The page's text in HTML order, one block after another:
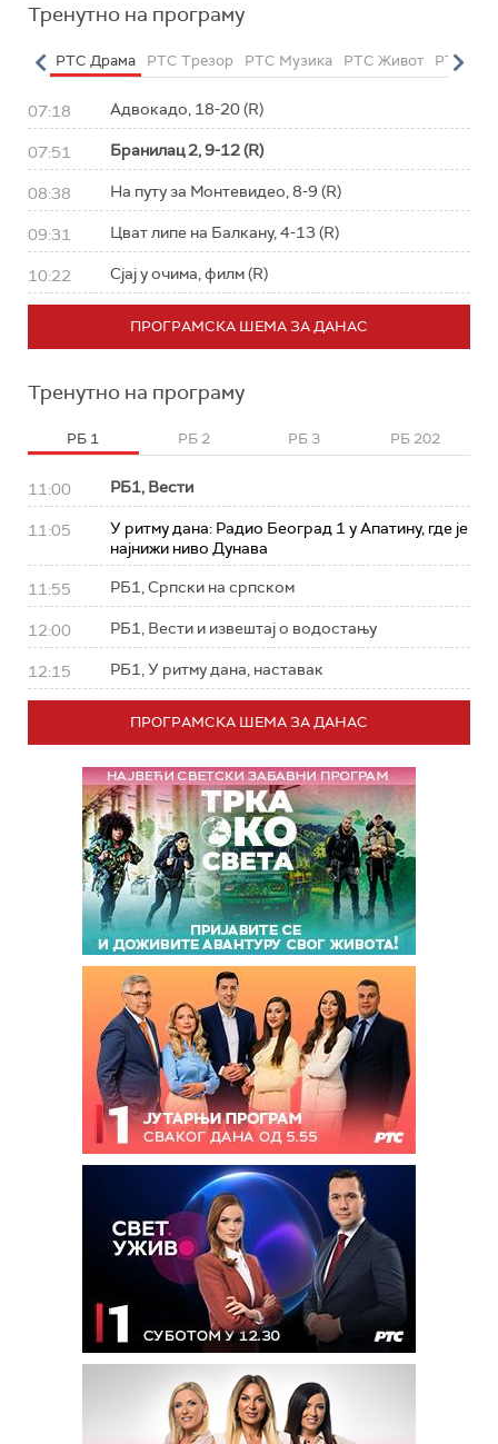
Тренутно на програму
РТС Драма РТС Трезор РТС Музика РТС Живот РТС
07:18 Адвокадо, 18-20 (R)
07:51 Бранилац 2, 9-12 (R)
08:38 На путу за Монтевидео, 8-9 (R)
09:31 Цват липе на Балкану, 4-13 (R)
10:22 Сјај у очима, филм (R)
ПРОГРАМСКА ШЕМА ЗА ДАНАС
Тренутно на програму
РБ 1 РБ 2 РБ 3 РБ 202
11:00 РБ1, Вести
11:05
У ритму дана: Радио Београд 1 у Апатину, где је
најнижи ниво Дунава
11:55 РБ1, Српски на српском
12:00 РБ1, Вести и извештај о водостању
12:15 РБ1, У ритму дана, наставак
ПРОГРАМСКА ШЕМА ЗА ДАНАС